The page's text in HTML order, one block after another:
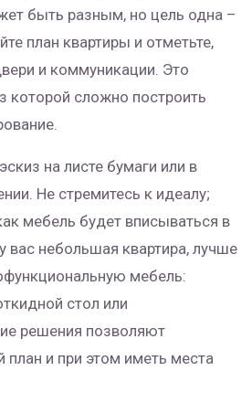
быть разным, но цель одна –
план квартиры и отметьте,
и коммуникации. Это
которой сложно построить
на листе бумаги или в
Не стремитесь к идеалу;
мебель будет вписываться в
вас небольшая квартира, лучше
мебель:
стол или
решения позволяют
план и при этом иметь места